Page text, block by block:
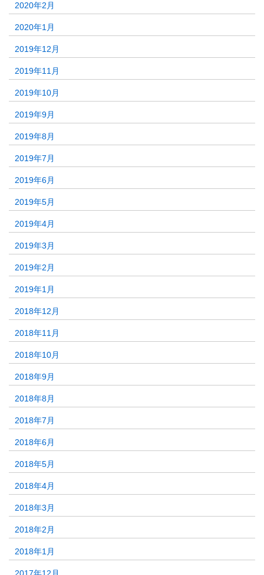
2020年2月
2020年1月
2019年12月
2019年11月
2019年10月
2019年9月
2019年8月
2019年7月
2019年6月
2019年5月
2019年4月
2019年3月
2019年2月
2019年1月
2018年12月
2018年11月
2018年10月
2018年9月
2018年8月
2018年7月
2018年6月
2018年5月
2018年4月
2018年3月
2018年2月
2018年1月